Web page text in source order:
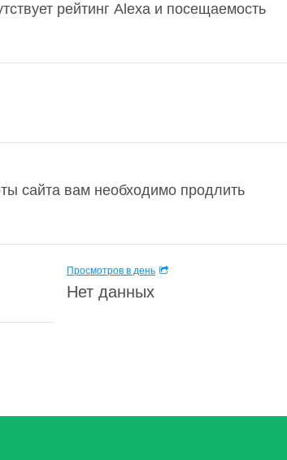
рейтинг Alexa и посещаемость
сайта вам необходимо продлить
Просмотров в день
Нет данных